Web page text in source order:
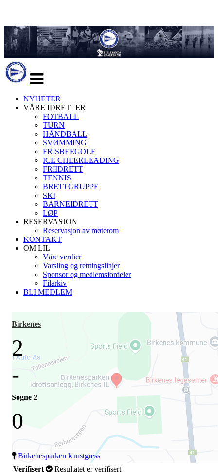
navigasjon
NYHETER
VÅRE IDRETTER
FOTBALL
TURN
HÅNDBALL
SVØMMING
FRISBEEGOLF
ICE CHEERLEADING
FRIIDRETT
TENNIS
BRETTGRUPPE
SKI
BARNEIDRETT
LØP
RESERVASJON
Reservasjon av møterom
KONTAKT
OM LIL
Våre verdier
Varsling og retningslinjer
Sponsor og medlemsfordeler
Filarkiv
BLI MEDLEM
Birkenes
2
-
Søgne 2
0
Birkenesparken kunstgress
Verifisert
Resultatet er verifisert